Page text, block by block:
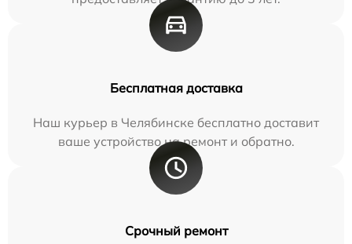
Бесплатная доставка
Наш курьер в Челябинске бесплатно доставит
ваше устройство на ремонт и обратно.
Срочный ремонт